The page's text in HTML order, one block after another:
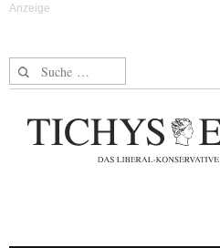
Suche nach: